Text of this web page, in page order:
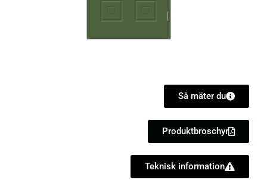
Så mäter du
Produktbroschyr
Teknisk information